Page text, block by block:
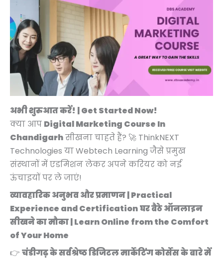
अभी शुरुआत करें! | Get Started Now!
क्या आप Digital Marketing Course In
Chandigarhसीखना चाहते हैं? 🚀 ThinkNEXT
Technologies या Webtech Learning जैसे प्रमुख
संस्थानों में एडमिशन लेकर अपने करियर को नई
ऊंचाइयों पर ले जाएं!
व्यावहारिक अनुभव और प्रमाणन | Practical
Experience and Certificationघर बैठे ऑनलाइन
सीखने का मौका | Learn Online from the Comfort
of Your Home
👉 चंडीगढ़ के सर्वश्रेष्ठ डिजिटल मार्केटिंग कोर्सेस के बारे में